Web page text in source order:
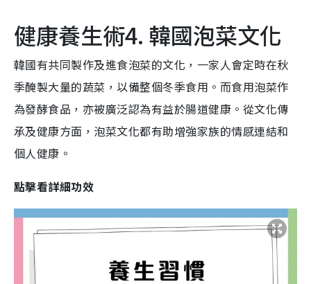
健康養生術4. 韓國泡菜文化
韓國有共同製作及進食泡菜的文化，一家人會定時在秋
季醃製大量的蔬菜，以備整個冬季食用。而食用泡菜作
為發酵食品，亦被廣泛認為有益於腸道健康。從文化傳
承及健康方面，泡菜文化都有助增強家族的情感連結和
個人健康。
點擊看詳細功效